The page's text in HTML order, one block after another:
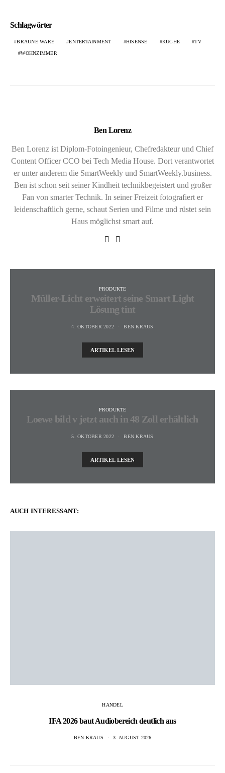
Schlagwörter
BRAUNE WARE ENTERTAINMENT HISENSE KÜCHE TV
WOHNZIMMER
Ben Lorenz
Ben Lorenz ist Diplom-Fotoingenieur, Chefredakteur und Chief
Content Officer CCO bei Tech Media House. Dort verantwortet
er unter anderem die SmartWeekly und SmartWeekly.business.
Ben ist schon seit seiner Kindheit technikbegeistert und großer
Fan von smarter Technik. In seiner Freizeit fotografiert er
leidenschaftlich gerne, schaut Serien und Filme und rüstet sein
Haus möglichst smart auf.
PRODUKTE
Müller-Licht erweitert seine Smart Light
Lösung tint
4. OKTOBER 2022 BEN KRAUS
ARTIKEL LESEN
PRODUKTE
Loewe bild v jetzt auch in 48 Zoll erhältlich
5. OKTOBER 2022 BEN KRAUS
ARTIKEL LESEN
AUCH INTERESSANT:
HANDEL
IFA 2026 baut Audiobereich deutlich aus
BEN KRAUS 3. AUGUST 2026